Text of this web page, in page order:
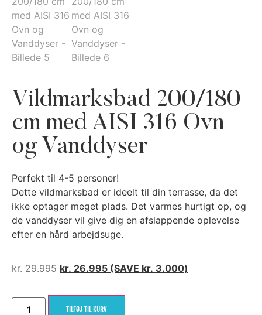
Vildmarksbad 200/180
cm med AISI 316 Ovn
og Vanddyser
Perfekt til 4-5 personer!
Dette vildmarksbad er ideelt til din terrasse, da det
ikke optager meget plads. Det varmes hurtigt op, og
de vanddyser vil give dig en afslappende oplevelse
efter en hård arbejdsuge.
kr.29.995 kr. 26.995 (SAVE kr. 3.000)
TILFØJ TIL KURV